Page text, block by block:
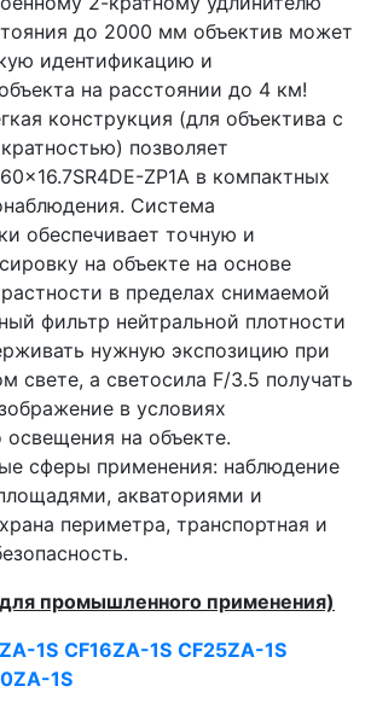
до 2000 мм объектив может
идентификацию и
на расстоянии до 4 км!
конструкция (для объектива с
позволяет
ZP1A в компактных
Система
обеспечивает точную и
на объекте на основе
в пределах снимаемой
фильтр нейтральной плотности
нужную экспозицию при
свете, а светосила F/3.5 получать
в условиях
освещения на объекте.
сферы применения: наблюдение
акваториями и
периметра, транспортная и
промышленного применения)
1S CF16ZA-1S CF25ZA-1S
1S